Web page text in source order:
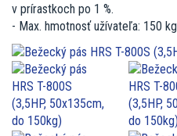
v prírastkoch po 1 %.
- Max. hmotnosť užívateľa: 150 kg